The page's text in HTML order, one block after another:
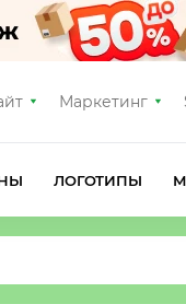
Маркетинг
ЛОГОТИПЫ